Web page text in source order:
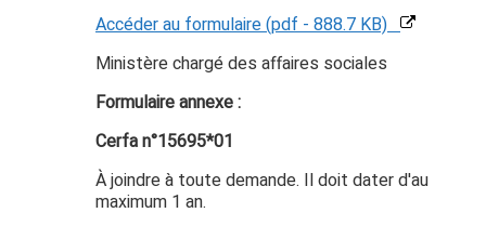
Accéder au formulaire (pdf - 888.7 KB)
Ministère chargé des affaires sociales
Formulaire annexe :
Cerfa n°15695*01
À joindre à toute demande. Il doit dater d'au
maximum 1 an.